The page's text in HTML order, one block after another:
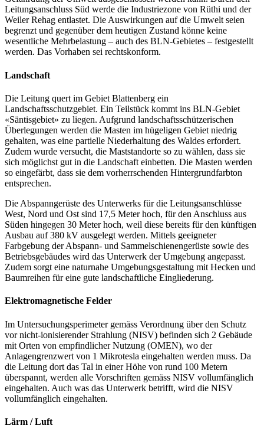
Leitungsanschluss Süd werde die Industriezone von Rüthi und der
Weiler Rehag entlastet. Die Auswirkungen auf die Umwelt seien
begrenzt und gegenüber dem heutigen Zustand könne keine
wesentliche Mehrbelastung – auch des BLN-Gebietes – festgestellt
werden. Das Vorhaben sei rechtskonform.
Landschaft
Die Leitung quert im Gebiet Blattenberg ein
Landschaftsschutzgebiet. Ein Teilstück kommt ins BLN-Gebiet
«Säntisgebiet» zu liegen. Aufgrund landschaftsschützerischen
Überlegungen werden die Masten im hügeligen Gebiet niedrig
gehalten, was eine partielle Niederhaltung des Waldes erfordert.
Zudem wurde versucht, die Maststandorte so zu wählen, dass sie
sich möglichst gut in die Landschaft einbetten. Die Masten werden
so eingefärbt, dass sie dem vorherrschenden Hintergrundfarbton
entsprechen.
Die Abspanngerüste des Unterwerks für die Leitungsanschlüsse
West, Nord und Ost sind 17,5 Meter hoch, für den Anschluss aus
Süden hingegen 30 Meter hoch, weil diese bereits für den künftigen
Ausbau auf 380 kV ausgelegt werden. Mittels geeigneter
Farbgebung der Abspann- und Sammelschienengerüste sowie des
Betriebsgebäudes wird das Unterwerk der Umgebung angepasst.
Zudem sorgt eine naturnahe Umgebungsgestaltung mit Hecken und
Baumreihen für eine gute landschaftliche Eingliederung.
Elektromagnetische Felder
Im Untersuchungsperimeter gemäss Verordnung über den Schutz
vor nicht-ionisierender Strahlung (NISV) befinden sich 2 Gebäude
mit Orten von empfindlicher Nutzung (OMEN), wo der
Anlagengrenzwert von 1 Mikrotesla eingehalten werden muss. Da
die Leitung dort das Tal in einer Höhe von rund 100 Metern
überspannt, werden alle Vorschriften gemäss NISV vollumfänglich
eingehalten. Auch was das Unterwerk betrifft, wird die NISV
vollumfänglich eingehalten.
Lärm / Luft